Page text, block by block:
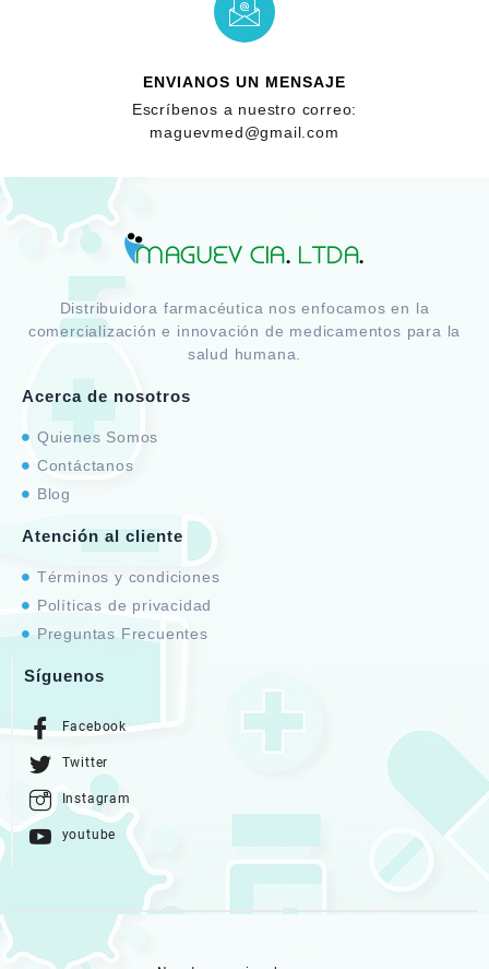
ENVIANOS UN MENSAJE
Escríbenos a nuestro correo:
maguevmed@gmail.com
Distribuidora farmacéutica nos enfocamos en la
comercialización e innovación de medicamentos para la
salud humana.
Acerca de nosotros
Quienes Somos
Contáctanos
Blog
Atención al cliente
Términos y condiciones
Políticas de privacidad
Preguntas Frecuentes
Síguenos
Facebook
Twitter
Instagram
youtube